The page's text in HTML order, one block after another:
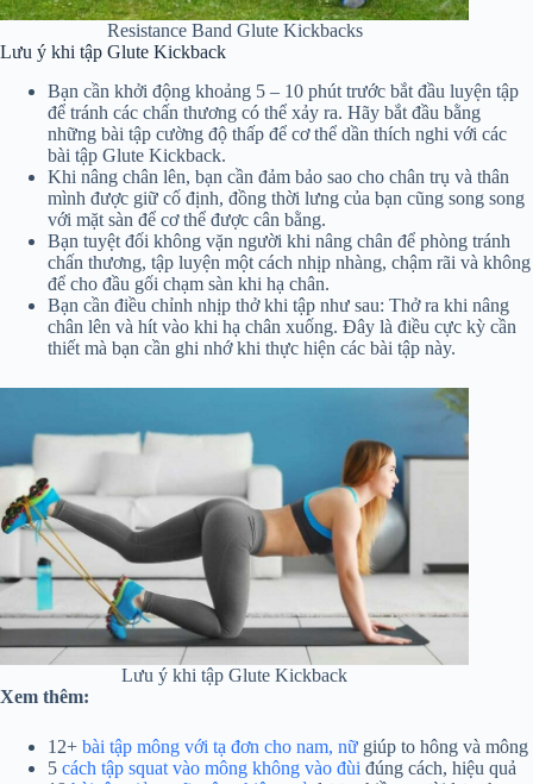
Resistance Band Glute Kickbacks
Lưu ý khi tập Glute Kickback
Bạn cần khởi động khoảng 5 – 10 phút trước bắt đầu luyện tập
để tránh các chấn thương có thể xảy ra. Hãy bắt đầu bằng
những bài tập cường độ thấp để cơ thể dần thích nghi với các
bài tập Glute Kickback.
Khi nâng chân lên, bạn cần đảm bảo sao cho chân trụ và thân
mình được giữ cố định, đồng thời lưng của bạn cũng song song
với mặt sàn để cơ thể được cân bằng.
Bạn tuyệt đối không vặn người khi nâng chân để phòng tránh
chấn thương, tập luyện một cách nhịp nhàng, chậm rãi và không
để cho đầu gối chạm sàn khi hạ chân.
Bạn cần điều chỉnh nhịp thở khi tập như sau: Thở ra khi nâng
chân lên và hít vào khi hạ chân xuống. Đây là điều cực kỳ cần
thiết mà bạn cần ghi nhớ khi thực hiện các bài tập này.
Lưu ý khi tập Glute Kickback
Xem thêm:
12+ bài tập mông với tạ đơn cho nam, nữ giúp to hông và mông
5 cách tập squat vào mông không vào đùi đúng cách, hiệu quả